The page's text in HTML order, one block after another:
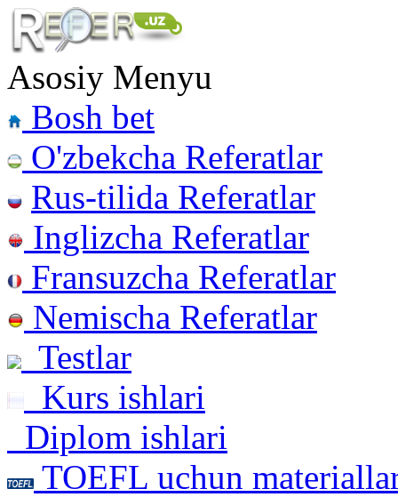
Asosiy Menyu
Bosh bet
O'zbekcha Referatlar
Rus-tilida Referatlar
Inglizcha Referatlar
Fransuzcha Referatlar
Nemischa Referatlar
Testlar
Kurs ishlari
Diplom ishlari
TOEFL uchun